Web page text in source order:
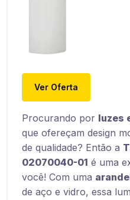
Ver Oferta
Procurando por luzes
que ofereçam design
de qualidade? Então a
02070040-01 é uma
você! Com uma
de aço e vidro, essa